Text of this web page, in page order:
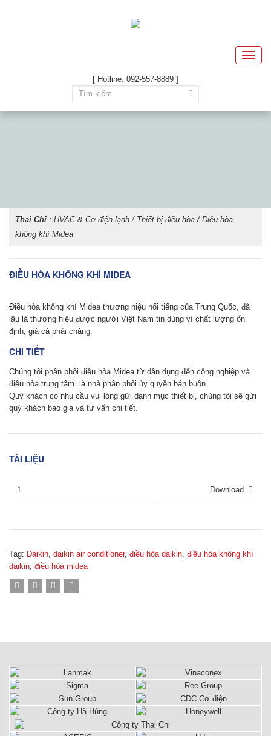
Toggle
[ Hotline: 092-557-8889 ]
Thai Chi : HVAC & Cơ điện lạnh / Thiết bị điều hòa / Điều hòa
không khí Midea
ĐIỀU HÒA KHÔNG KHÍ MIDEA
là:
1.500.000
VNĐ.
tại
là:
1.200.000
VNĐ.
Điều hòa không khí Midea thương hiệu nổi tiếng của Trung Quốc, đã
lâu là thương hiệu được người Việt Nam tin dùng vì chất lượng ổn
định, giá cả phải chăng.
CHI TIẾT
Chúng tôi phân phối điều hòa Midea từ dân dụng đến công nghiệp và
điều hòa trung tâm. là nhà phân phối ủy quyền bán buôn.
Quý khách có nhu cầu vui lòng gửi danh mục thiết bị, chúng tôi sẽ gửi
quý khách báo giá và tư vấn chi tiết.
TÀI LIỆU
1 Download
Tag: Daikin, daikin air conditioner, điều hòa daikin, điều hòa không khí
daikin, điều hòa midea